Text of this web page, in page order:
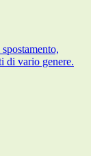
di vario genere.